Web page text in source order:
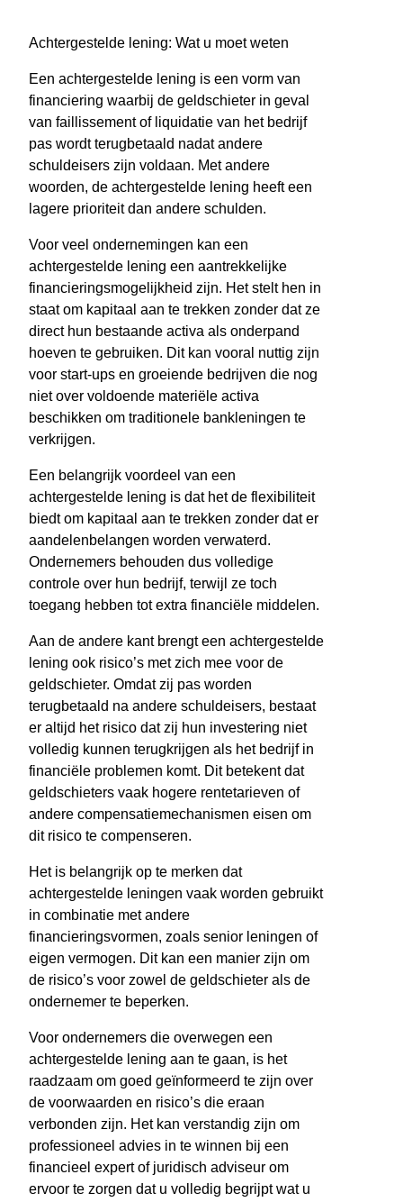
Achtergestelde lening: Wat u moet weten
Een achtergestelde lening is een vorm van
financiering waarbij de geldschieter in geval
van faillissement of liquidatie van het bedrijf
pas wordt terugbetaald nadat andere
schuldeisers zijn voldaan. Met andere
woorden, de achtergestelde lening heeft een
lagere prioriteit dan andere schulden.
Voor veel ondernemingen kan een
achtergestelde lening een aantrekkelijke
financieringsmogelijkheid zijn. Het stelt hen in
staat om kapitaal aan te trekken zonder dat ze
direct hun bestaande activa als onderpand
hoeven te gebruiken. Dit kan vooral nuttig zijn
voor start-ups en groeiende bedrijven die nog
niet over voldoende materiële activa
beschikken om traditionele bankleningen te
verkrijgen.
Een belangrijk voordeel van een
achtergestelde lening is dat het de flexibiliteit
biedt om kapitaal aan te trekken zonder dat er
aandelenbelangen worden verwaterd.
Ondernemers behouden dus volledige
controle over hun bedrijf, terwijl ze toch
toegang hebben tot extra financiële middelen.
Aan de andere kant brengt een achtergestelde
lening ook risico’s met zich mee voor de
geldschieter. Omdat zij pas worden
terugbetaald na andere schuldeisers, bestaat
er altijd het risico dat zij hun investering niet
volledig kunnen terugkrijgen als het bedrijf in
financiële problemen komt. Dit betekent dat
geldschieters vaak hogere rentetarieven of
andere compensatiemechanismen eisen om
dit risico te compenseren.
Het is belangrijk op te merken dat
achtergestelde leningen vaak worden gebruikt
in combinatie met andere
financieringsvormen, zoals senior leningen of
eigen vermogen. Dit kan een manier zijn om
de risico’s voor zowel de geldschieter als de
ondernemer te beperken.
Voor ondernemers die overwegen een
achtergestelde lening aan te gaan, is het
raadzaam om goed geïnformeerd te zijn over
de voorwaarden en risico’s die eraan
verbonden zijn. Het kan verstandig zijn om
professioneel advies in te winnen bij een
financieel expert of juridisch adviseur om
ervoor te zorgen dat u volledig begrijpt wat u